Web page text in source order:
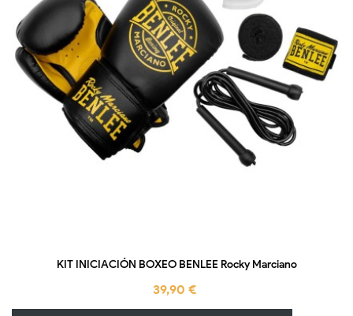
KIT INICIACIÓN BOXEO BENLEE Rocky Marciano
39,90 €